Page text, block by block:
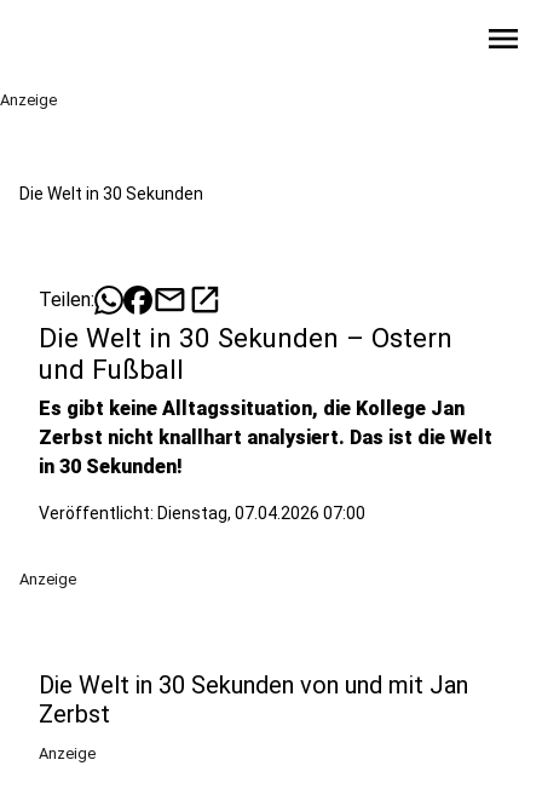
menu
Anzeige
Die Welt in 30 Sekunden
Teilen: mailopen_in_new
Die Welt in 30 Sekunden – Ostern
und Fußball
Es gibt keine Alltagssituation, die Kollege Jan
Zerbst nicht knallhart analysiert. Das ist die Welt
in 30 Sekunden!
Veröffentlicht: Dienstag, 07.04.2026 07:00
Anzeige
Die Welt in 30 Sekunden von und mit Jan
Zerbst
Anzeige